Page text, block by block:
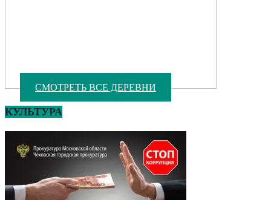
СМОТРЕТЬ ВСЕ ДЕРЕВНИ
КУЛЬТУРА